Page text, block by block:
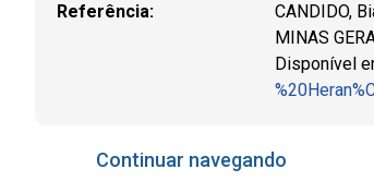
Referência:
CANDIDO,
MINAS
Disponível
Continuar navegando